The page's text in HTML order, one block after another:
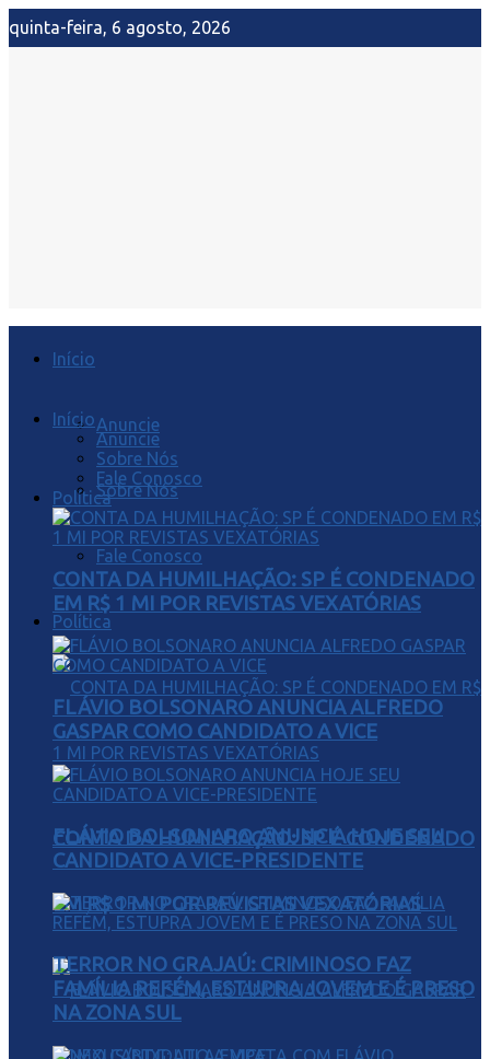
quinta-feira, 6 agosto, 2026
Início
Anuncie
Sobre Nós
Fale Conosco
Política
CONTA DA HUMILHAÇÃO: SP É CONDENADO
EM R$ 1 MI POR REVISTAS VEXATÓRIAS
Início
Anuncie
Sobre Nós
Fale Conosco
Política
CONTA DA HUMILHAÇÃO: SP É CONDENADO
EM R$ 1 MI POR REVISTAS VEXATÓRIAS
FLÁVIO BOLSONARO ANUNCIA ALFREDO
GASPAR COMO CANDIDATO A VICE
FLÁVIO BOLSONARO ANUNCIA HOJE SEU
CANDIDATO A VICE-PRESIDENTE
TERROR NO GRAJAÚ: CRIMINOSO FAZ
FAMÍLIA REFÉM, ESTUPRA JOVEM E É PRESO
NA ZONA SUL